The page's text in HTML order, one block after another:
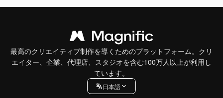
最高のクリエイティブ制作を導くためのプラットフォーム。クリ
エイター、企業、代理店、スタジオを含む100万人以上が利用し
ています。
日本語